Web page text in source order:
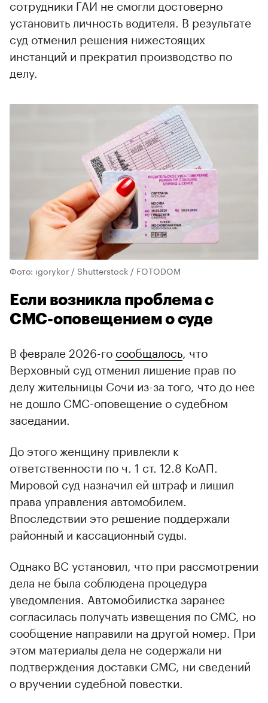
сотрудники ГАИ не смогли достоверно
установить личность водителя. В результате
суд отменил решения нижестоящих
инстанций и прекратил производство по
делу.
Фото: igorykor / Shutterstock / FOTODOM
Если возникла проблема с
СМС-оповещением о суде
В феврале 2026-го сообщалось , что
Верховный суд отменил лишение прав по
делу жительницы Сочи из-за того, что до нее
не дошло СМС-оповещение о судебном
заседании.
До этого женщину привлекли к
ответственности по ч. 1 ст. 12.8 КоАП.
Мировой суд назначил ей штраф и лишил
права управления автомобилем.
Впоследствии это решение поддержали
районный и кассационный суды.
Однако ВС установил, что при рассмотрении
дела не была соблюдена процедура
уведомления. Автомобилистка заранее
согласилась получать извещения по СМС, но
сообщение направили на другой номер. При
этом материалы дела не содержали ни
подтверждения доставки СМС, ни сведений
о вручении судебной повестки.